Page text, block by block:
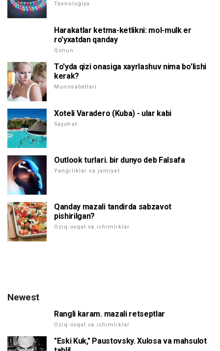
Texnologiya
Harakatlar ketma-ketlikni: mol-mulk er
ro'yxatdan qanday
Qonun
To'yda qizi onasiga xayrlashuv nima bo'lishi
kerak?
Munosabatlari
Xoteli Varadero (Kuba) - ular kabi
Sayohat
Outlook turlari. bir dunyo deb Falsafa
Yangiliklar va jamiyat
Qanday mazali tandirda sabzavot
pishirilgan?
Oziq-ovqat va ichimliklar
Newest
Rangli karam. mazali retseptlar
Oziq-ovqat va ichimliklar
"Eski Kuk," Paustovsky. Xulosa va mahsulot